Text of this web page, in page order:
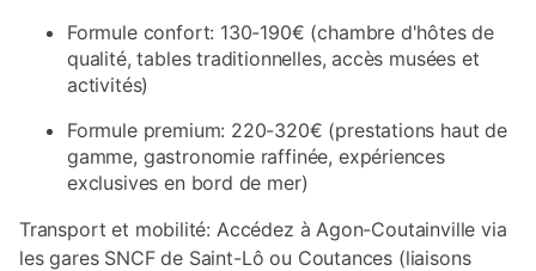
Formule confort: 130-190€ (chambre d'hôtes de
qualité, tables traditionnelles, accès musées et
activités)
Formule premium: 220-320€ (prestations haut de
gamme, gastronomie raffinée, expériences
exclusives en bord de mer)
Transport et mobilité: Accédez à Agon-Coutainville via
les gares SNCF de Saint-Lô ou Coutances (liaisons